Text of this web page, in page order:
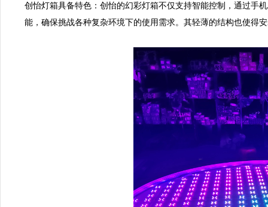
创怡灯箱具备特色：创怡的幻彩灯箱不仅支持智能控制，通过手
能，确保挑战各种复杂环境下的使用需求。其轻薄的结构也使得